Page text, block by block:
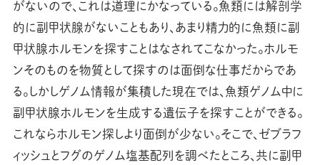
がないので、これは道理にかなっている。魚類には解剖学
的に副甲状腺がないこともあり、あまり精力的に魚類に副
甲状腺ホルモンを探すことはなされてこなかった。ホルモ
ンそのものを物質として探すのは面倒な仕事だからであ
る。しかしゲノム情報が集積した現在では、魚類ゲノム中に
副甲状腺ホルモンを生成する遺伝子を探すことができる。
これならホルモン探しより面倒が少ない。そこで、ゼブラフ
ィッシュとフグのゲノム塩基配列を調べたところ、共に副甲